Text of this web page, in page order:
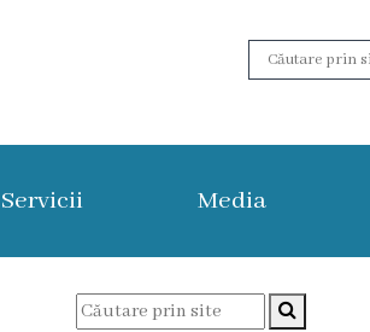
Servicii Media